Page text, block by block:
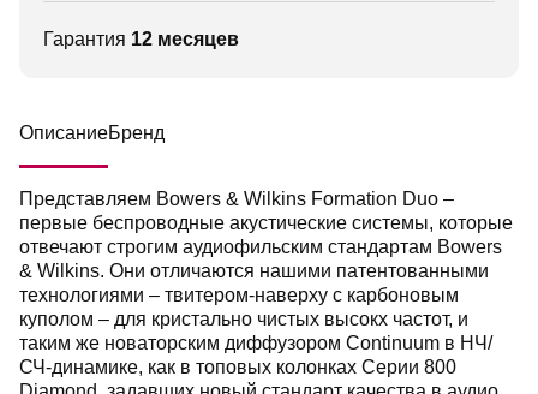
Гарантия 12 месяцев
ОписаниеБренд
Представляем Bowers & Wilkins Formation Duo –
первые беспроводные акустические системы, которые
отвечают строгим аудиофильским стандартам Bowers
& Wilkins. Они отличаются нашими патентованными
технологиями – твитером-наверху с карбоновым
куполом – для кристально чистых высокх частот, и
таким же новаторским диффузором Continuum в НЧ/
СЧ-динамике, как в топовых колонках Серии 800